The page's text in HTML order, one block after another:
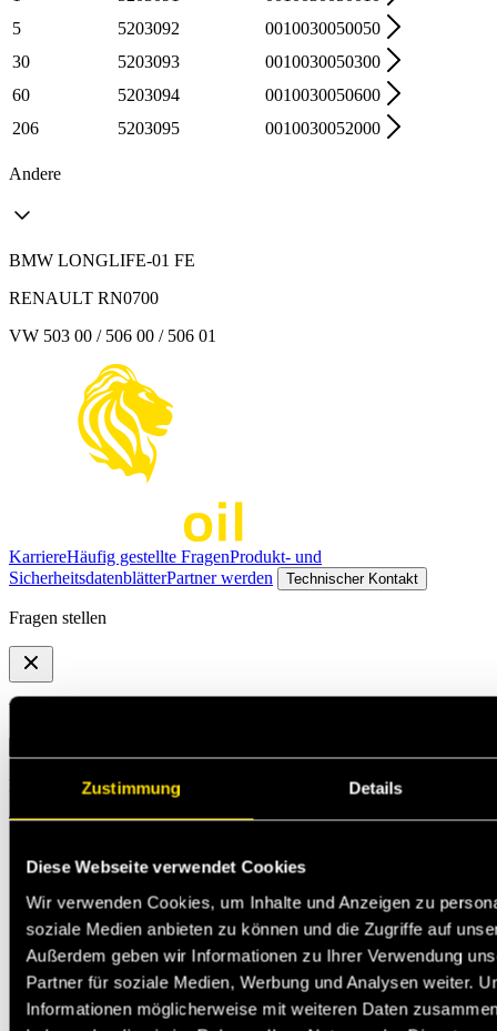
Zustimmung Details
Diese Webseite verwendet Cookies
Wir verwenden Cookies, um Inhalte und Anzeigen zu
soziale Medien anbieten zu können und die Zugriffe auf
Außerdem geben wir Informationen zu Ihrer Verwendung
Partner für soziale Medien, Werbung und Analysen weiter.
Informationen möglicherweise mit weiteren Daten
5
5203092
0010030050050
30
5203093
0010030050300
60
5203094
0010030050600
206
5203095 0010030052000
Andere
BMW LONGLIFE-01 FE
RENAULT RN0700
VW 503 00 / 506 00 / 506 01
KarriereHäufig gestellte FragenProdukt- und
SicherheitsdatenblätterPartner werden Technischer Kontakt
Fragen stellen
Wähl das, was für dich passt
Michael Jann
Technischer Support